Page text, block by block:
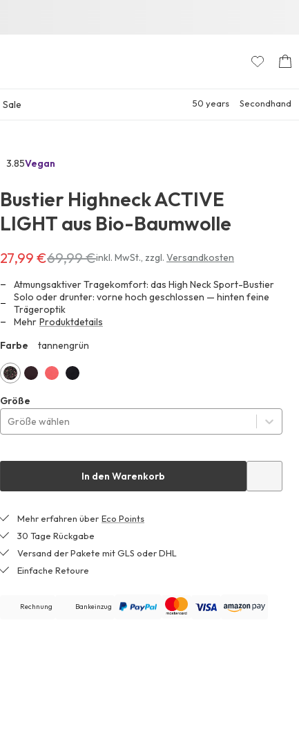
Sale 50 years Secondhand
Zu
Reviews
3.85Vegan
Bustier Highneck ACTIVE
LIGHT aus Bio-Baumwolle
Erhältlich
27,99 €
anstatt
69,99 €
27,99 €69,99 €inkl. MwSt.,zzgl. Versandkosten
Atmungsaktiver Tragekomfort: das High Neck Sport-Bustier
Solo oder drunter: vorne hoch geschlossen — hinten feine
Trägeroptik
Mehr Produktdetails
Farbe
tannengrün
Größe
Größe wählen
In den Warenkorb
Mehr erfahren über Eco Points
30 Tage Rückgabe
Versand der Pakete mit GLS oder DHL
Einfache Retoure
Rechnung Bankeinzug